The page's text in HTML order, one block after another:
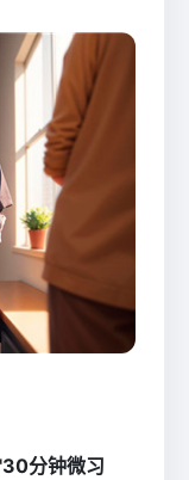
分钟微习